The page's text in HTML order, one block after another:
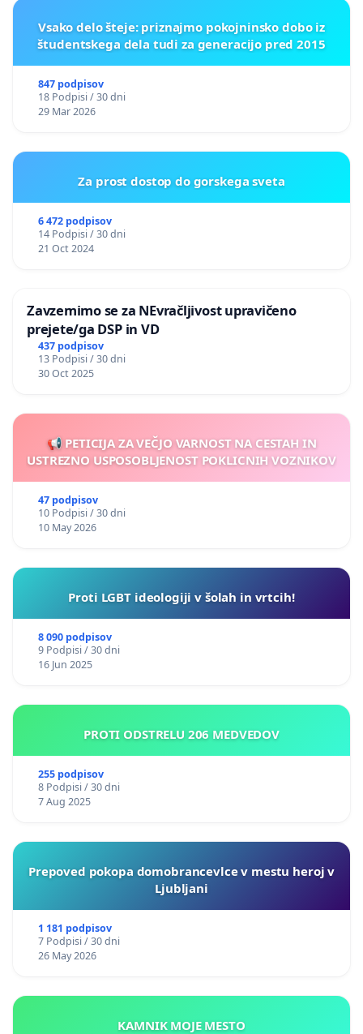
Vsako delo šteje: priznajmo pokojninsko dobo iz
študentskega dela tudi za generacijo pred 2015
847 podpisov
18 Podpisi / 30 dni
29 Mar 2026
Za prost dostop do gorskega sveta
6 472 podpisov
14 Podpisi / 30 dni
21 Oct 2024
Zavzemimo se za NEvračljivost upravičeno
prejete/ga DSP in VD
437 podpisov
13 Podpisi / 30 dni
30 Oct 2025
📢 PETICIJA ZA VEČJO VARNOST NA CESTAH IN
USTREZNO USPOSOBLJENOST POKLICNIH VOZNIKOV
47 podpisov
10 Podpisi / 30 dni
10 May 2026
Proti LGBT ideologiji v šolah in vrtcih!
8 090 podpisov
9 Podpisi / 30 dni
16 Jun 2025
PROTI ODSTRELU 206 MEDVEDOV
255 podpisov
8 Podpisi / 30 dni
7 Aug 2025
Prepoved pokopa domobrancevlce v mestu heroj v
Ljubljani
1 181 podpisov
7 Podpisi / 30 dni
26 May 2026
KAMNIK MOJE MESTO